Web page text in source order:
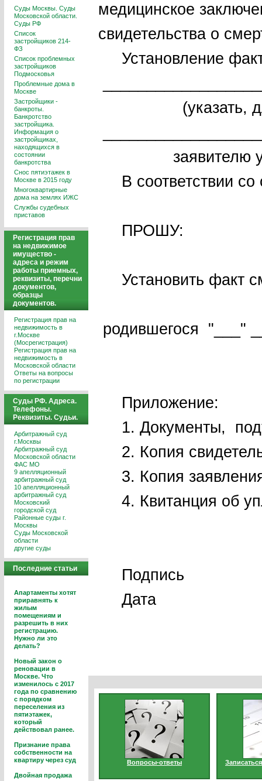
Суды Москвы. Суды
Московской области.
Суды РФ
Список
застройщиков 214-
ФЗ
Список проблемных
застройщиков
Подмосковья
Проблемные дома в
Москве
Застройщики -
банкроты.
Банкротство
застройщика.
Информация о
застройщиках,
находящихся в
состоянии
банкротства
Снос пятиэтажек в
Москве в 2015 году
Многоквартирные
дома на землях ИЖС
Службы судебных
приставов
Регистрация прав
на недвижимое
имущество -
адреса и режим
работы приемных,
реквизиты, перечни
документов,
образцы
документов.
Регистрация прав на
недвижимость в
г.Москве
(Мосрегистрация)
Регистрация прав на
недвижимость в
Московской области
Ответы на вопросы
по регистрации
Суды РФ. Адреса.
Телефоны.
Реквизиты. Судьи.
Арбитражный суд
г.Москвы
Арбитражный суд
Московской области
ФАС МО
9 апелляционный
арбитражный суд
10 апелляционный
арбитражный суд
Московский
городской суд
Районные суды г.
Москвы
Суды Московской
области
другие суды
Последние статьи
Апартаменты хотят
приравнять к
жилым
помещениям и
разрешить в них
регистрацию.
Нужно ли это
делать?
Новый закон о
реновации в
Москве. Что
изменилось с 2017
года по сравнению
с порядком
переселения из
пятиэтажек,
который
действовал ранее.
Признание права
собственности на
квартиру через суд
Двойная продажа
медицинское
свидетельства о
Установление
(указать,
заявителю
В
Установить факт
родившегося "___"
1. Документы,
2. Копия
3. Копия
4. Квитанция об
Вопросы-ответы